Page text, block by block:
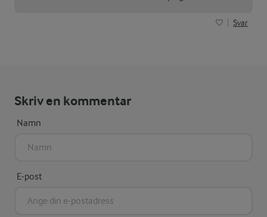
Svar
Skriv en kommentar
Namn
E-post